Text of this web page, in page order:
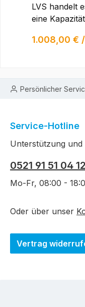
LVS handelt
eine
Anwendung
Regulärer
1.008,00 €
Persönlicher
Service-Hotline
Unterstützung
0521 91 51 04 12
Mo-Fr, 08:00 -
Oder über unser
Vertrag